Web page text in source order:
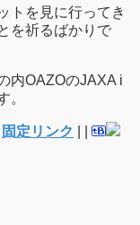
トを見に行ってき
を祈るばかりで
内OAZOのJAXA i
。
固定リンク